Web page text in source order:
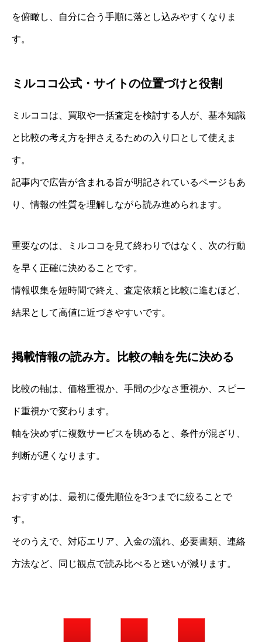
を俯瞰し、自分に合う手順に落とし込みやすくなりま
す。
ミルココ公式・サイトの位置づけと役割
ミルココは、買取や一括査定を検討する人が、基本知識
と比較の考え方を押さえるための入り口として使えま
す。
記事内で広告が含まれる旨が明記されているページもあ
り、情報の性質を理解しながら読み進められます。
重要なのは、ミルココを見て終わりではなく、次の行動
を早く正確に決めることです。
情報収集を短時間で終え、査定依頼と比較に進むほど、
結果として高値に近づきやすいです。
掲載情報の読み方。比較の軸を先に決める
比較の軸は、価格重視か、手間の少なさ重視か、スピー
ド重視かで変わります。
軸を決めずに複数サービスを眺めると、条件が混ざり、
判断が遅くなります。
おすすめは、最初に優先順位を3つまでに絞ることで
す。
そのうえで、対応エリア、入金の流れ、必要書類、連絡
方法など、同じ観点で読み比べると迷いが減ります。